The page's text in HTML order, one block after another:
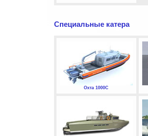
Специальные катера
Охта 1000С